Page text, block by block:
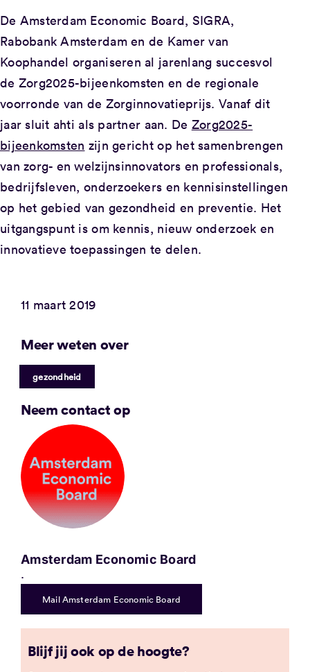
De Amsterdam Economic Board, SIGRA,
Rabobank Amsterdam en de Kamer van
Koophandel organiseren al jarenlang succesvol
de Zorg2025-bijeenkomsten en de regionale
voorronde van de Zorginnovatieprijs. Vanaf dit
jaar sluit ahti als partner aan. De Zorg2025-
bijeenkomsten zijn gericht op het samenbrengen
van zorg- en welzijnsinnovators en professionals,
bedrijfsleven, onderzoekers en kennisinstellingen
op het gebied van gezondheid en preventie. Het
uitgangspunt is om kennis, nieuw onderzoek en
innovatieve toepassingen te delen.
11 maart 2019
Meer weten over
gezondheid
Neem contact op
Amsterdam Economic Board
.
Mail Amsterdam Economic Board
Blijf jij ook op de hoogte?